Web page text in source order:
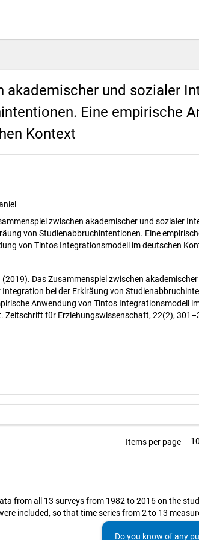
akademischer und sozialer
Eine empirische
Kontext
zwischen akademischer und sozialer
von Studienabbruchintentionen. Eine
von Tintos Integrationsmodell im deutschen
(2019). Das Zusammenspiel zwischen akademischer
Integration bei der Erklräung von
Anwendung von Tintos Integrationsmodell
Zeitschrift für Erziehungswissenschaft, 22(2),
Items per page 10
from all 13 surveys from 1982 to 2016 on the
included, so that time series from 2 to 13
Items per page 10
Do you know of any